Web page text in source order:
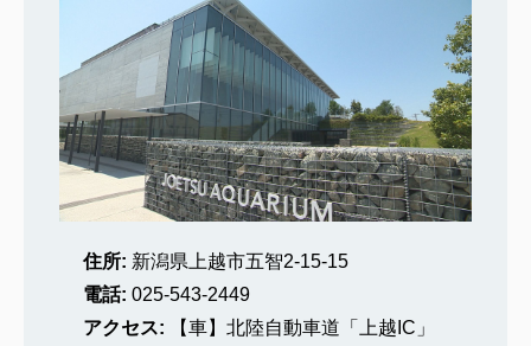
住所: 新潟県上越市五智2-15-15
電話: 025-543-2449
アクセス:
【車】北陸自動車道「上越IC」